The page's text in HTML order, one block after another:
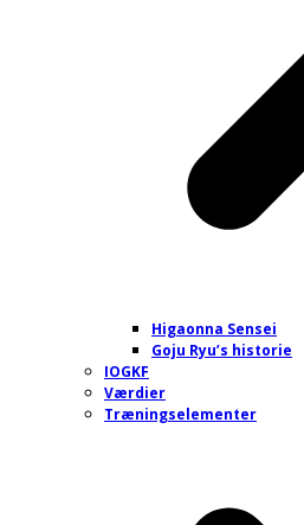
Higaonna Sensei
Goju Ryu’s historie
IOGKF
Værdier
Træningselementer